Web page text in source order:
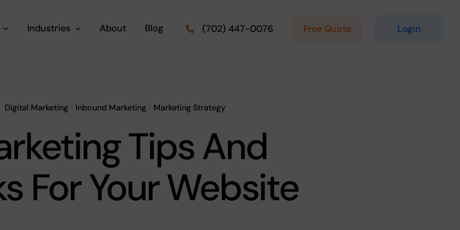
Industries About Blog (702) 447-0076 Free Quote Login
Digital Marketing• Inbound Marketing• Marketing Strategy
Tips And
For Your Website